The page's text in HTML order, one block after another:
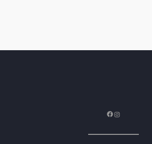
Facebook